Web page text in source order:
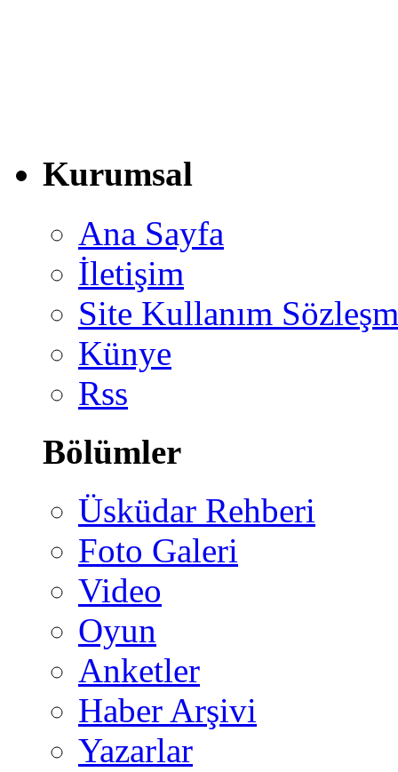
Kurumsal
Ana Sayfa
İletişim
Site Kullanım
Künye
Rss
Bölümler
Üsküdar Rehberi
Foto Galeri
Video
Oyun
Anketler
Haber Arşivi
Yazarlar